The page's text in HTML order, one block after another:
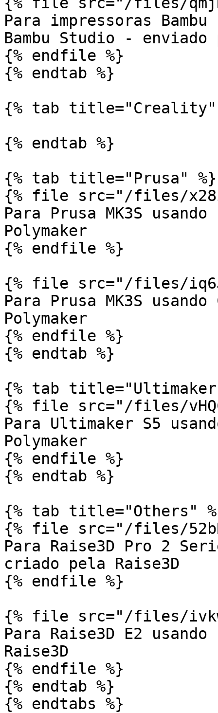
Para impressoras
Bambu Studio - enviado
{% endfile %}
{% endtab %}
{% tab title="Creality"
{% endtab %}
{% tab title="Prusa" %}
{% file src="/files/
Para Prusa MK3S
Polymaker
{% endfile %}
{% file src="/files/
Para Prusa MK3S
Polymaker
{% endfile %}
{% endtab %}
{% tab
{% file src="/files/
Para Ultimaker S5
Polymaker
{% endfile %}
{% endtab %}
{% tab title="Others"
{% file src="/files/
Para Raise3D Pro 2
criado pela Raise3D
{% endfile %}
{% file src="/files/
Para Raise3D E2
Raise3D
{% endfile %}
{% endtab %}
{% endtabs %}